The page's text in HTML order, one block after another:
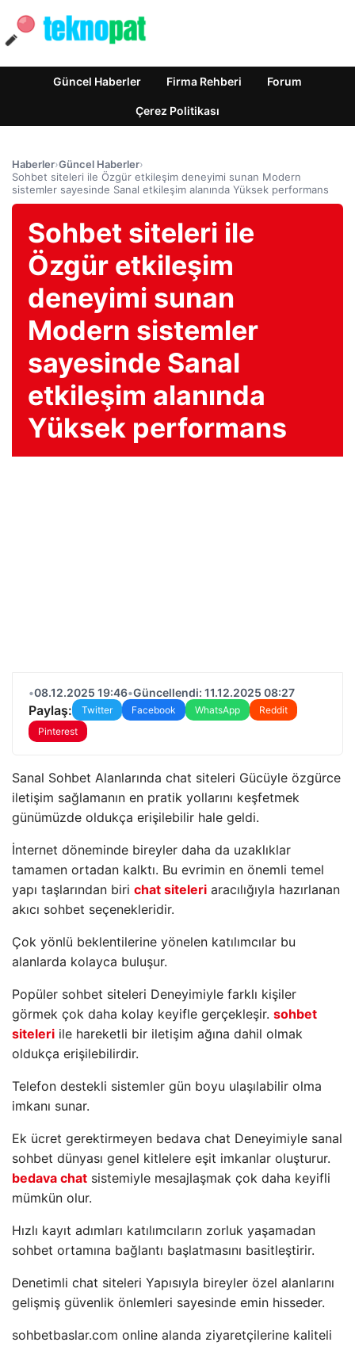
Güncel Haberler Firma Rehberi Forum
Çerez Politikası
Haberler›Güncel Haberler›
Sohbet siteleri ile Özgür etkileşim deneyimi sunan Modern
sistemler sayesinde Sanal etkileşim alanında Yüksek performans
Sohbet siteleri ile
Özgür etkileşim
deneyimi sunan
Modern sistemler
sayesinde Sanal
etkileşim alanında
Yüksek performans
•08.12.2025 19:46•Güncellendi: 11.12.2025 08:27
Paylaş: Twitter Facebook WhatsApp
Reddit
Pinterest
Sanal Sohbet Alanlarında chat siteleri Gücüyle özgürce
iletişim sağlamanın en pratik yollarını keşfetmek
günümüzde oldukça erişilebilir hale geldi.
İnternet döneminde bireyler daha da uzaklıklar
tamamen ortadan kalktı. Bu evrimin en önemli temel
yapı taşlarından biri chat siteleri aracılığıyla hazırlanan
akıcı sohbet seçenekleridir.
Çok yönlü beklentilerine yönelen katılımcılar bu
alanlarda kolayca buluşur.
Popüler sohbet siteleri Deneyimiyle farklı kişiler
görmek çok daha kolay keyifle gerçekleşir. sohbet
siteleri ile hareketli bir iletişim ağına dahil olmak
oldukça erişilebilirdir.
Telefon destekli sistemler gün boyu ulaşılabilir olma
imkanı sunar.
Ek ücret gerektirmeyen bedava chat Deneyimiyle sanal
sohbet dünyası genel kitlelere eşit imkanlar oluşturur.
bedava chat sistemiyle mesajlaşmak çok daha keyifli
mümkün olur.
Hızlı kayıt adımları katılımcıların zorluk yaşamadan
sohbet ortamına bağlantı başlatmasını basitleştirir.
Denetimli chat siteleri Yapısıyla bireyler özel alanlarını
gelişmiş güvenlik önlemleri sayesinde emin hisseder.
sohbetbaslar.com online alanda ziyaretçilerine kaliteli